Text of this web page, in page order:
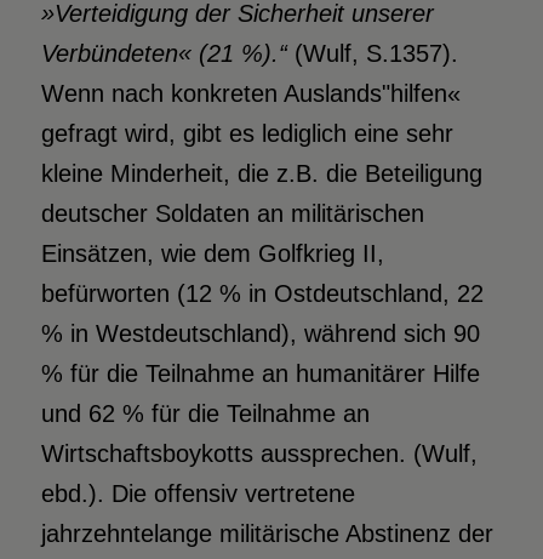
»Verteidigung der Sicherheit unserer
Verbündeten« (21 %).“(Wulf, S.1357).
Wenn nach konkreten Auslands"hilfen«
gefragt wird, gibt es lediglich eine sehr
kleine Minderheit, die z.B. die Beteiligung
deutscher Soldaten an militärischen
Einsätzen, wie dem Golfkrieg II,
befürworten (12 % in Ostdeutschland, 22
% in Westdeutschland), während sich 90
% für die Teilnahme an humanitärer Hilfe
und 62 % für die Teilnahme an
Wirtschaftsboykotts aussprechen. (Wulf,
ebd.). Die offensiv vertretene
jahrzehntelange militärische Abstinenz der